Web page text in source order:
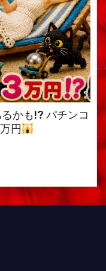
るかも!? パチンコ
円